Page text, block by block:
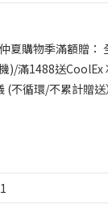
夏購物季滿額贈：
)/滿1488送CoolEx
循環/不累計贈送）